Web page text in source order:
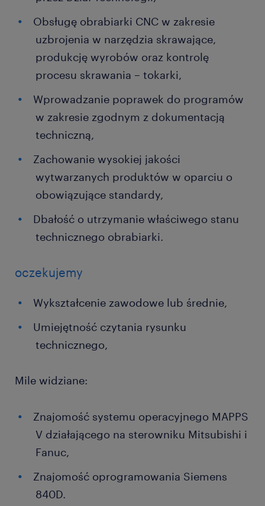
Obsługę obrabiarki CNC w zakresie
uzbrojenia w narzędzia skrawające,
produkcję wyrobów oraz kontrolę
procesu skrawania – tokarki,
Wprowadzanie poprawek do programów
w zakresie zgodnym z dokumentacją
techniczną,
Zachowanie wysokiej jakości
wytwarzanych produktów w oparciu o
obowiązujące standardy,
Dbałość o utrzymanie właściwego stanu
technicznego obrabiarki.
oczekujemy
Wykształcenie zawodowe lub średnie,
Umiejętność czytania rysunku
technicznego,
Mile widziane:
Znajomość systemu operacyjnego MAPPS
V działającego na sterowniku Mitsubishi i
Fanuc,
Znajomość oprogramowania Siemens
840D.